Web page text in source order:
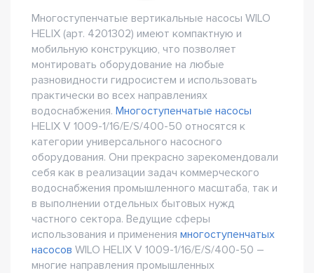
Многоступенчатые вертикальные насосы WILO
HELIX (арт. 4201302) имеют компактную и
мобильную конструкцию, что позволяет
монтировать оборудование на любые
разновидности гидросистем и использовать
практически во всех направлениях
водоснабжения. Многоступенчатые насосы
HELIX V 1009-1/16/E/S/400-50 относятся к
категории универсального насосного
оборудования. Они прекрасно зарекомендовали
себя как в реализации задач коммерческого
водоснабжения промышленного масштаба, так и
в выполнении отдельных бытовых нужд
частного сектора. Ведущие сферы
использования и применения многоступенчатых
насосов WILO HELIX V 1009-1/16/E/S/400-50 –
многие направления промышленных